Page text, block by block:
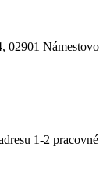
02901 Námestovo
1-2 pracovné